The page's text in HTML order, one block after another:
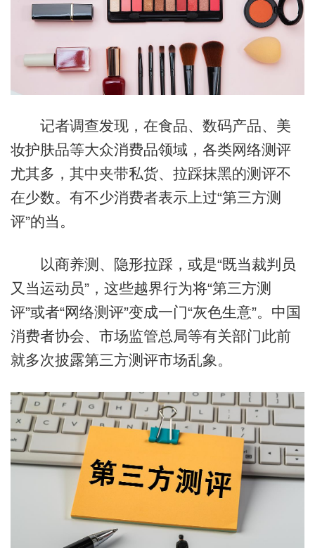
记者调查发现，在食品、数码产品、美
妆护肤品等大众消费品领域，各类网络测评
尤其多，其中夹带私货、拉踩抹黑的测评不
在少数。有不少消费者表示上过“第三方测
评”的当。
以商养测、隐形拉踩，或是“既当裁判员
又当运动员”，这些越界行为将“第三方测
评”或者“网络测评”变成一门“灰色生意”。中国
消费者协会、市场监管总局等有关部门此前
就多次披露第三方测评市场乱象。